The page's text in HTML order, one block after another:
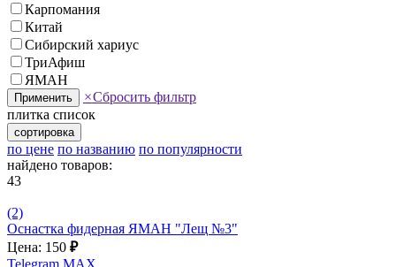
Карпомания
Китай
Сибирский хариус
ТриАфиш
ЯМАН
Применить ×Сбросить фильтр
плитка список
сортировка
по цене по названию по популярности
найдено товаров:
43
(2)
Оснастка фидерная ЯМАН "Лещ №3"
Цена: 150 ₽
Telegram MAX